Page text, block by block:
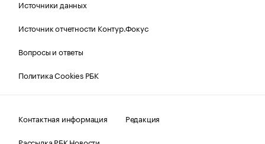
Источники данных
Источник отчетности Контур.Фокус
Вопросы и ответы
Политика Cookies РБК
Контактная информация
Редакция